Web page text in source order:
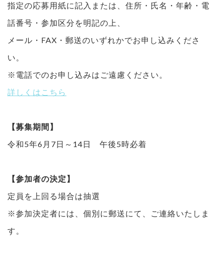
指定の応募用紙に記入または、住所・氏名・年齢・電
話番号・参加区分を明記の上、
メール・FAX・郵送のいずれかでお申し込みくださ
い。
※電話でのお申し込みはご遠慮ください。
詳しくはこちら
【募集期間】
令和5年6月7日～14日 午後5時必着
【参加者の決定】
定員を上回る場合は抽選
※参加決定者には、個別に郵送にて、ご連絡いたしま
す。